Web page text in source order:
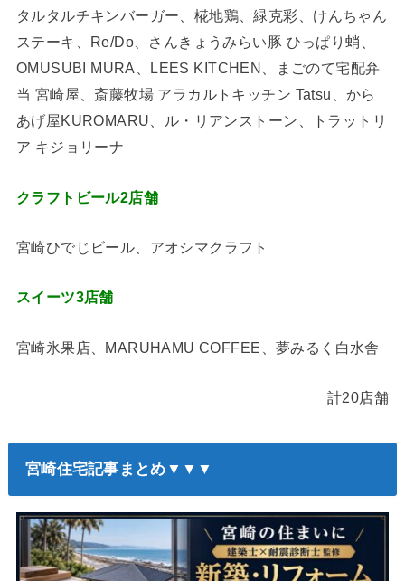
タルタルチキンバーガー、椛地鶏、緑克彩、けんちゃん
ステーキ、Re/Do、さんきょうみらい豚 ひっぱり蛸、
OMUSUBI MURA、LEES KITCHEN、まごのて宅配弁
当 宮崎屋、斎藤牧場 アラカルトキッチン Tatsu、から
あげ屋KUROMARU、ル・リアンストーン、トラットリ
ア キジョリーナ
クラフトビール2店舗
宮崎ひでじビール、アオシマクラフト
スイーツ3店舗
宮崎氷果店、MARUHAMU COFFEE、夢みるく白水舎
計20店舗
宮崎住宅記事まとめ▼▼▼